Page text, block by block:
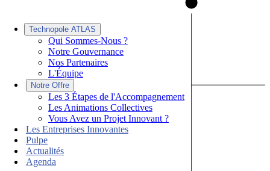
Technopole ATLAS
Qui Sommes-Nous ?
Notre Gouvernance
Nos Partenaires
L'Équipe
|
Notre Offre
Les 3 Étapes de l'Accompagnement
Les Animations Collectives
Vous Avez un Projet Innovant ?
|Les Entreprises Innovantes
|Pulpe
|Actualités
|Agenda